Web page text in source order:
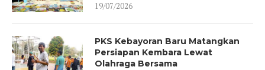
19/07/2026
PKS Kebayoran Baru Matangkan
Persiapan Kembara Lewat
Olahraga Bersama